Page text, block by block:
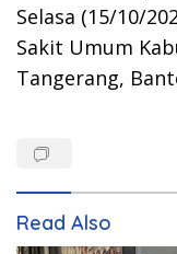
Selasa (15/10/
Sakit Umum
Tangerang,
Read Also